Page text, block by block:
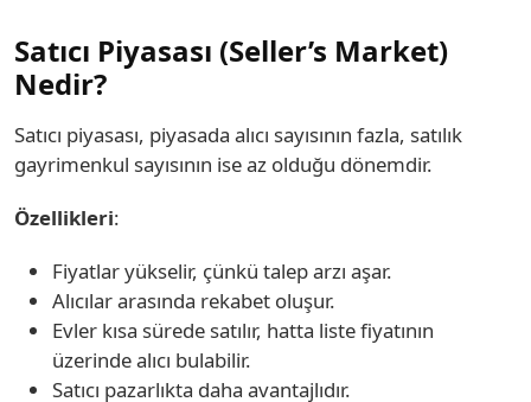
Satıcı Piyasası (Seller’s Market)
Nedir?
Satıcı piyasası, piyasada alıcı sayısının fazla, satılık
gayrimenkul sayısının ise az olduğu dönemdir.
Özellikleri:
Fiyatlar yükselir, çünkü talep arzı aşar.
Alıcılar arasında rekabet oluşur.
Evler kısa sürede satılır, hatta liste fiyatının
üzerinde alıcı bulabilir.
Satıcı pazarlıkta daha avantajlıdır.